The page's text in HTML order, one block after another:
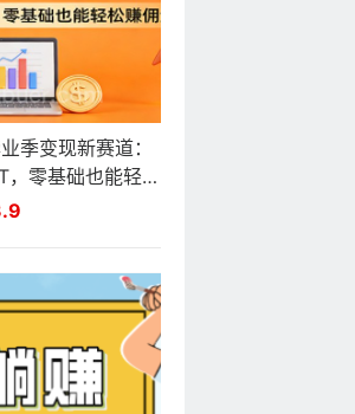
季变现新赛道：
，零基础也能轻松
金